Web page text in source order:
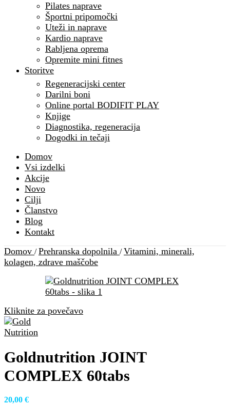
Pilates naprave
Športni pripomočki
Uteži in naprave
Kardio naprave
Rabljena oprema
Opremite mini fitnes
Storitve
Regeneracijski center
Darilni boni
Online portal BODIFIT PLAY
Knjige
Diagnostika, regeneracija
Dogodki in tečaji
Domov
Vsi izdelki
Akcije
Novo
Cilji
Članstvo
Blog
Kontakt
Domov / Prehranska dopolnila / Vitamini, minerali,
kolagen, zdrave maščobe
Kliknite za povečavo
Goldnutrition JOINT
COMPLEX 60tabs
20,00 €